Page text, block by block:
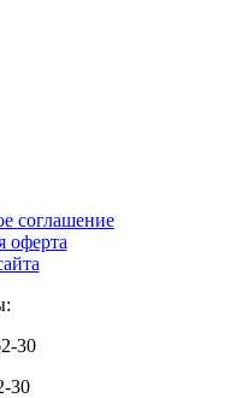
соглашение
оферта
30
30